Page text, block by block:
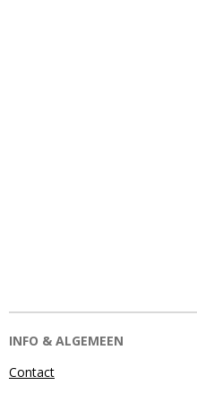
INFO & ALGEMEEN
Contact